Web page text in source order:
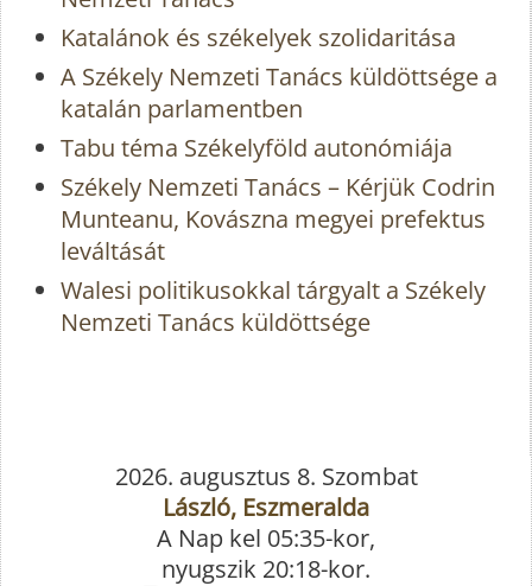
Katalánok és székelyek szolidaritása
A Székely Nemzeti Tanács küldöttsége a
katalán parlamentben
Tabu téma Székelyföld autonómiája
Székely Nemzeti Tanács – Kérjük Codrin
Munteanu, Kovászna megyei prefektus
leváltását
Walesi politikusokkal tárgyalt a Székely
Nemzeti Tanács küldöttsége
2026. augusztus 8. Szombat
László, Eszmeralda
A Nap kel 05:35-kor,
nyugszik 20:18-kor.